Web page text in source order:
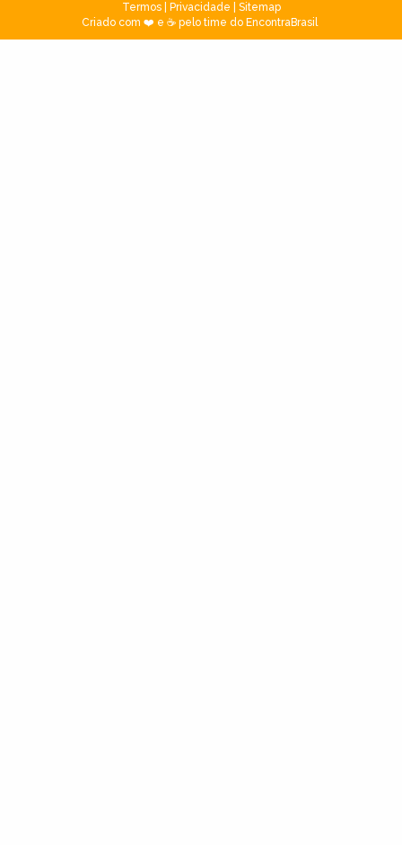
Termos| Privacidade
Sitemap
Criado com ❤️ e ☕ pelo time do EncontraBrasil